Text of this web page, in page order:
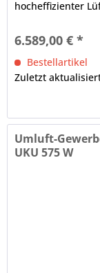
hocheffizienter
6.589,00 € *
Bestellartikel
Zuletzt
Umluft-
UKU 575 W